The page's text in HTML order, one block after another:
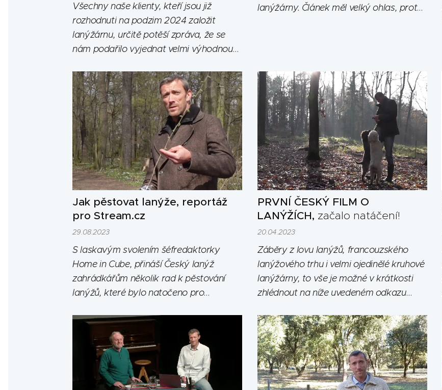
Všechny naše klienty, kteří jsou již
rozhodnuti na podzim 2024 založit
lanýžárnu, určitě potěší zpráva, že se
nám podařilo vyjednat velmi výhodnou
lanýžárny. Článek měl velký ohlas, proto
prvotní orientaci v tématu a je ke stažení
kliknutím na níže uvedený...
Jak pěstovat lanýže, reportáž
pro Stream.cz
29.08.2023
S laskavým svolením šéfredaktorky
Home in Cube, přináší Český lanýž
zahrádkářům několik rad k pěstování
lanýžů, které bylo natočeno pro
PRVNÍ ČESKÝ FILM O
LANÝŽÍCH, začalo natáčení!
20.04.2023
Záběry z lovu lanýžů, francouzského
lanýžového trhu i velmi ojedinělé kruhové
lanýžárny, to vše je možné v krátkosti
zhlédnout na níže uvedeném odkazu
natáčení tuzemské části dokumentu
hledáme obsahové i finanční partnery,
více informací přinášíme v článku.